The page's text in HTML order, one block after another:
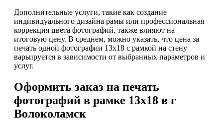
Дополнительные услуги, такие как создание
индивидуального дизайна рамы или профессиональная
коррекция цвета фотографий, также влияют на
итоговую цену. В среднем, можно указать, что цена за
печать одной фотографии 13х18 с рамкой на стену
варьируется в зависимости от выбранных параметров и
услуг.
Оформить заказ на печать
фотографий в рамке 13х18 в г
Волоколамск